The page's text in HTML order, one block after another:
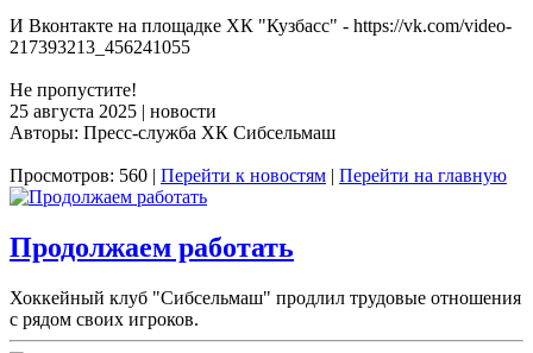
И Вконтакте на площадке ХК "Кузбасс" - https://vk.com/video-
217393213_456241055
Не пропустите!
25 августа 2025 | новости
Авторы: Пресс-служба ХК Сибсельмаш
Просмотров: 560 | Перейти к новостям | Перейти на главную
Продолжаем работать
Хоккейный клуб "Сибсельмаш" продлил трудовые отношения
с рядом своих игроков.